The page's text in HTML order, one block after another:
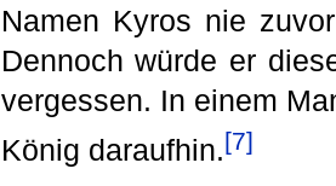
Namen Kyros nie
Dennoch würde er
vergessen. In einem
König daraufhin.[7]